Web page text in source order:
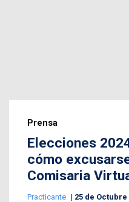
Prensa
Elecciones
cómo
Comisaria
Practicante 25 de Octubre